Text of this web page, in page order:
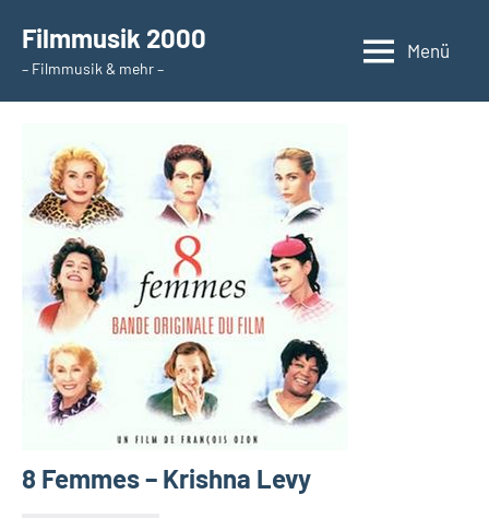
Inhalt
springen
Filmmusik 2000
– Filmmusik & mehr –
Menü
8 Femmes – Krishna Levy